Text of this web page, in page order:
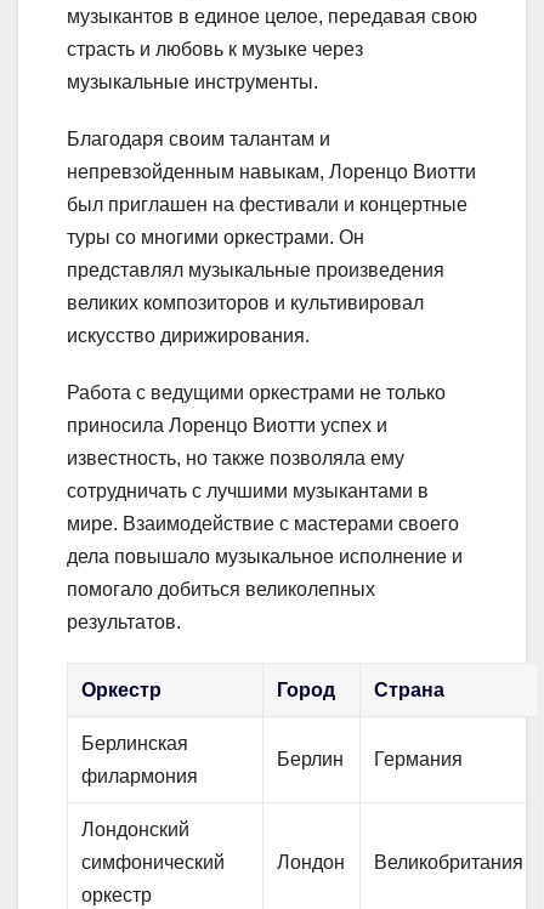
музыкантов в единое целое, передавая свою
страсть и любовь к музыке через
музыкальные инструменты.
Благодаря своим талантам и
непревзойденным навыкам, Лоренцо Виотти
был приглашен на фестивали и концертные
туры со многими оркестрами. Он
представлял музыкальные произведения
великих композиторов и культивировал
искусство дирижирования.
Работа с ведущими оркестрами не только
приносила Лоренцо Виотти успех и
известность, но также позволяла ему
сотрудничать с лучшими музыкантами в
мире. Взаимодействие с мастерами своего
дела повышало музыкальное исполнение и
помогало добиться великолепных
результатов.
Оркестр Город Страна
Берлинская
филармония
Берлин Германия
Лондонский
симфонический
оркестр
Лондон Великобритания